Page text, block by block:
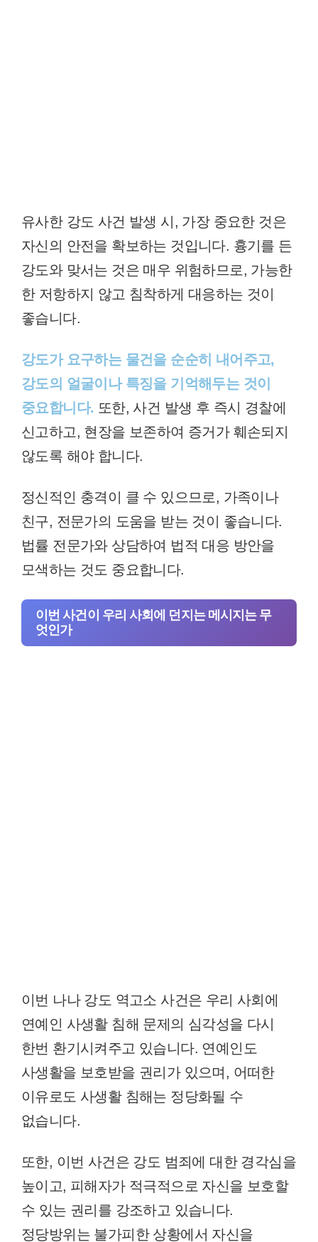
유사한 강도 사건 발생 시, 가장 중요한 것은
자신의 안전을 확보하는 것입니다. 흉기를 든
강도와 맞서는 것은 매우 위험하므로, 가능한
한 저항하지 않고 침착하게 대응하는 것이
좋습니다.
강도가 요구하는 물건을 순순히 내어주고,
강도의 얼굴이나 특징을 기억해두는 것이
중요합니다. 또한, 사건 발생 후 즉시 경찰에
신고하고, 현장을 보존하여 증거가 훼손되지
않도록 해야 합니다.
정신적인 충격이 클 수 있으므로, 가족이나
친구, 전문가의 도움을 받는 것이 좋습니다.
법률 전문가와 상담하여 법적 대응 방안을
모색하는 것도 중요합니다.
이번 사건이 우리 사회에 던지는 메시지는 무
엇인가
이번 나나 강도 역고소 사건은 우리 사회에
연예인 사생활 침해 문제의 심각성을 다시
한번 환기시켜주고 있습니다. 연예인도
사생활을 보호받을 권리가 있으며, 어떠한
이유로도 사생활 침해는 정당화될 수
없습니다.
또한, 이번 사건은 강도 범죄에 대한 경각심을
높이고, 피해자가 적극적으로 자신을 보호할
수 있는 권리를 강조하고 있습니다.
정당방위는 불가피한 상황에서 자신을